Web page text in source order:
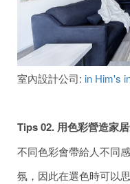
室內設計公司: in Him's
Tips 02. 用色彩營造家
不同色彩會帶給人不同
氛，因此在選色時可以